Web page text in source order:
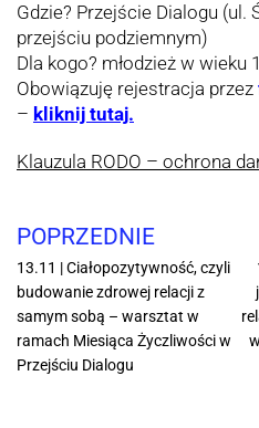
Gdzie? Przejście Dialogu (ul.
przejściu podziemnym)
Dla kogo? młodzież w wieku
Obowiązuję rejestracja przez
– kliknij tutaj.
Klauzula RODO – ochrona
POPRZEDNIE
13.11 | Ciałopozytywność, czyli
budowanie zdrowej relacji z
samym sobą – warsztat w
ramach Miesiąca Życzliwości w
Przejściu Dialogu